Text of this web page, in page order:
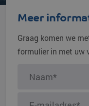
Meer
Graag komen we
formulier in met uw